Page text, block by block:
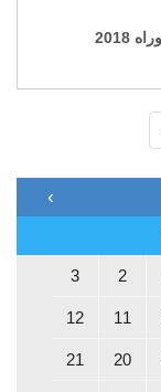
›
2
3
11
12
20
21